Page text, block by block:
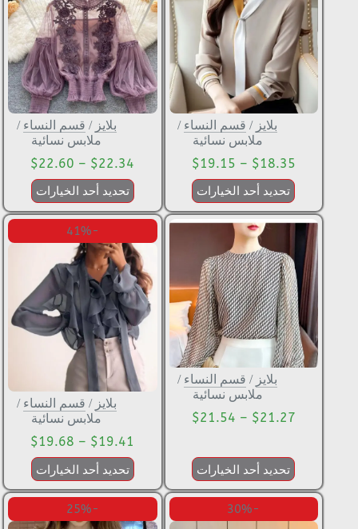
بلايز / قسم النساء /
ملابس نسائية
$18.35
–
$19.15
تحديد أحد الخيارات
بلايز / قسم النساء /
ملابس نسائية
$22.34
–
$22.60
تحديد أحد الخيارات
بلايز / قسم النساء /
ملابس نسائية
$21.27
–
$21.54
تحديد أحد الخيارات
-41%
بلايز / قسم النساء /
ملابس نسائية
$19.41
–
$19.68
تحديد أحد الخيارات
-30%
-25%